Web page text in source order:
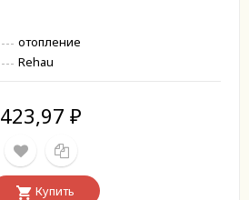
отопление
Rehau
423,97 ₽
Купить